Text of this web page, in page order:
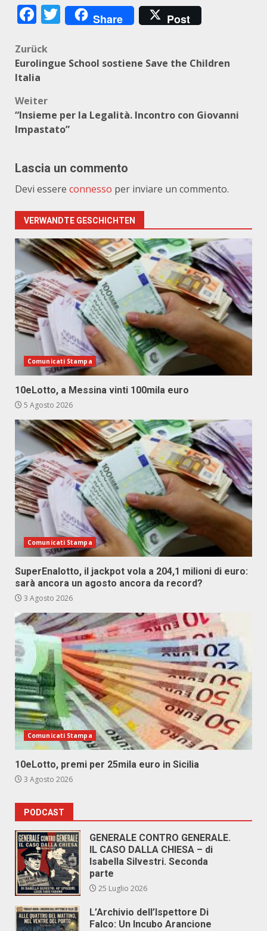
Facebook
Twitter
Share Post
Beitragsnavigation
Zurück
Eurolingue School sostiene Save the Children
Italia
Weiter
“Insieme per la Legalità. Incontro con Giovanni
Impastato”
Lascia un commento
Devi essere connesso per inviare un commento.
VERWANDTE GESCHICHTEN
Comunicati Stampa
10eLotto, a Messina vinti 100mila euro
5 Agosto 2026
Comunicati Stampa
SuperEnalotto, il jackpot vola a 204,1 milioni di euro:
sarà ancora un agosto ancora da record?
3 Agosto 2026
Comunicati Stampa
10eLotto, premi per 25mila euro in Sicilia
3 Agosto 2026
PODCAST
GENERALE CONTRO GENERALE.
IL CASO DALLA CHIESA – di
Isabella Silvestri. Seconda
parte
25 Luglio 2026
L’Archivio dell’Ispettore Di
Falco: Un Incubo Arancione